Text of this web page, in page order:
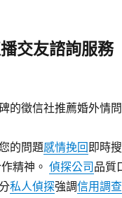
交友諮詢服務
的徵信社推薦婚外情
的問題感情挽回即時
作精神。偵探公司 品質
私人偵探強調信用調查